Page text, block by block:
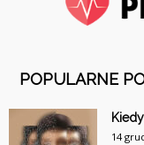
POPULARNE
14